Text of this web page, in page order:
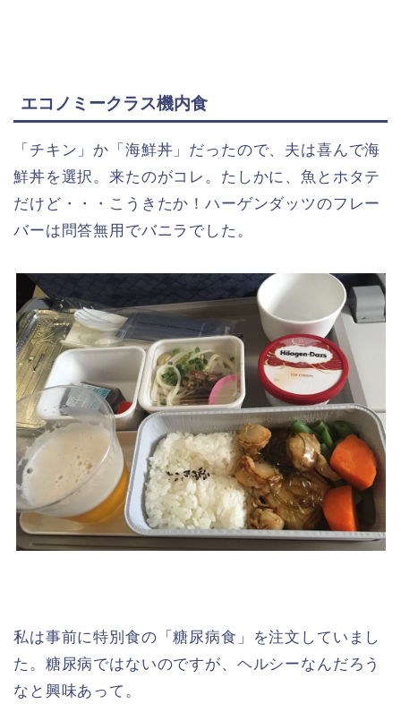
エコノミークラス機内食
「チキン」か「海鮮丼」だったので、夫は喜んで海
鮮丼を選択。来たのがコレ。たしかに、魚とホタテ
だけど・・・こうきたか！ハーゲンダッツのフレー
バーは問答無用でバニラでした。
私は事前に特別食の「糖尿病食」を注文していまし
た。糖尿病ではないのですが、ヘルシーなんだろう
なと興味あって。